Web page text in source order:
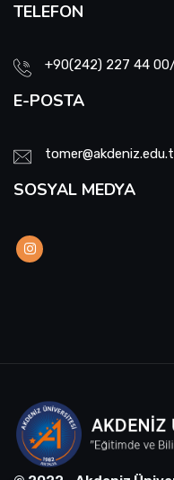
TELEFON
+90(242) 227 44
E-POSTA
SOSYAL MEDYA